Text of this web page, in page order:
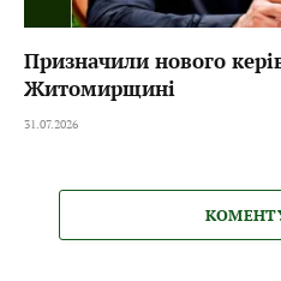
Призначили нового
Житомирщині
31.07.2026